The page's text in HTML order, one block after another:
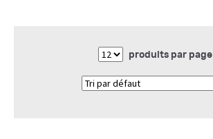
produits par page